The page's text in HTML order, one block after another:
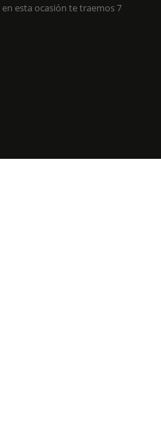
esta ocasión te traemos 7